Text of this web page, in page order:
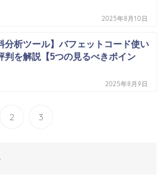
2025年8月10日
分析ツール】バフェットコード使い
判を解説【5つの見るべきポイン
2025年8月9日
2 3